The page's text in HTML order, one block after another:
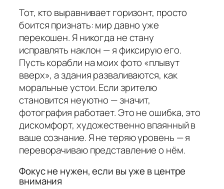
Тот, кто выравнивает горизонт, просто
боится признать: мир давно уже
перекошен. Я никогда не стану
исправлять наклон — я фиксирую его.
Пусть корабли на моих фото «плывут
вверх», а здания разваливаются, как
моральные устои. Если зрителю
становится неуютно — значит,
фотография работает. Это не ошибка, это
дискомфорт, художественно впаянный в
ваше сознание. Я не теряю уровень — я
переворачиваю представление о нём.
Фокус не нужен, если вы уже в центре
внимания